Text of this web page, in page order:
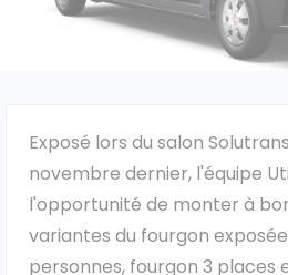
Citroën
Fiat
Ford
Exposé lors du salon
novembre dernier, l'équipe
l'opportunité de monter à
variantes du fourgon
personnes, fourgon 3 places